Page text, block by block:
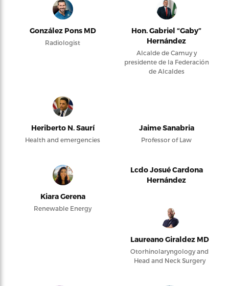
González Pons MD
Radiologist
Hon. Gabriel “Gaby”
Hernández
Alcalde de Camuy y
presidente de la Federación
de Alcaldes
Heriberto N. Saurí
Health and emergencies
Jaime Sanabria
Professor of Law
Kiara Gerena
Renewable Energy
Lcdo Josué Cardona
Hernández
Laureano Giraldez MD
Otorhinolaryngology and
Head and Neck Surgery